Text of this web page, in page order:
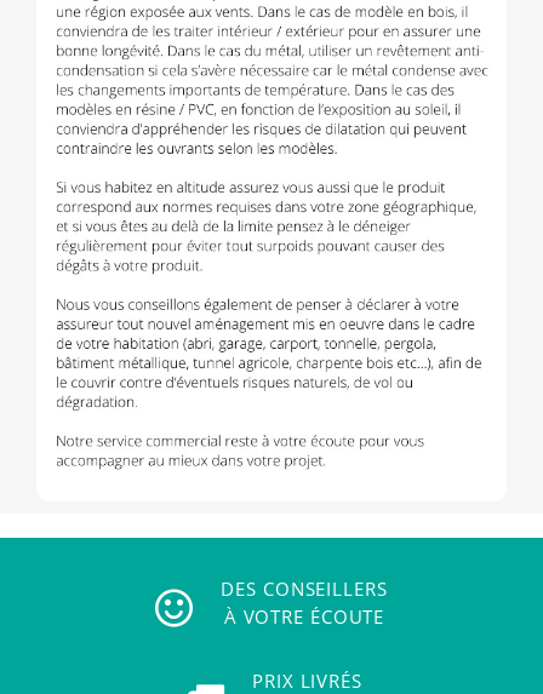
DES CONSEILLERS
À VOTRE ÉCOUTE
PRIX LIVRÉS